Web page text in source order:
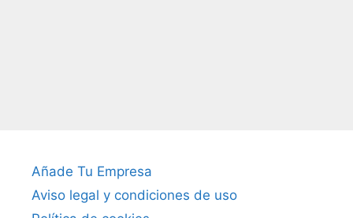
Añade Tu Empresa
Aviso legal y condiciones de uso